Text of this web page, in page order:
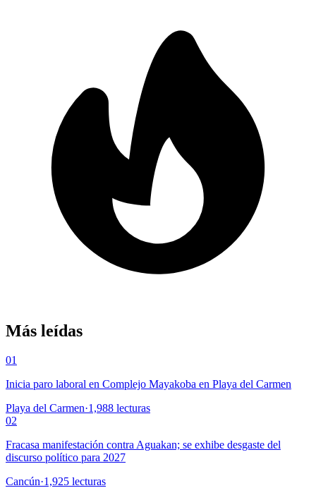
Más leídas
01
Inicia paro laboral en Complejo Mayakoba en Playa del Carmen
Playa del Carmen·1,988 lecturas
02
Fracasa manifestación contra Aguakan; se exhibe desgaste del
discurso político para 2027
Cancún·1,925 lecturas